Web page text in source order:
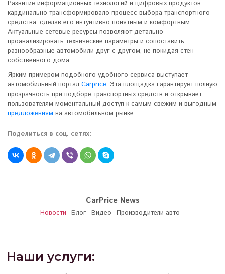
CarPrice News
Новости Блог Видео Производители авто
Развитие информационных технологий и цифровых продуктов
кардинально трансформировало процесс выбора транспортного
средства, сделав его интуитивно понятным и комфортным.
Актуальные сетевые ресурсы позволяют детально
проанализировать технические параметры и сопоставить
разнообразные автомобили друг с другом, не покидая стен
собственного дома.
Ярким примером подобного удобного сервиса выступает
автомобильный портал Carprice. Эта площадка гарантирует полную
прозрачность при подборе транспортных средств и открывает
пользователям моментальный доступ к самым свежим и выгодным
предложениям на автомобильном рынке.
Поделиться в соц. сетях:
Наши услуги: